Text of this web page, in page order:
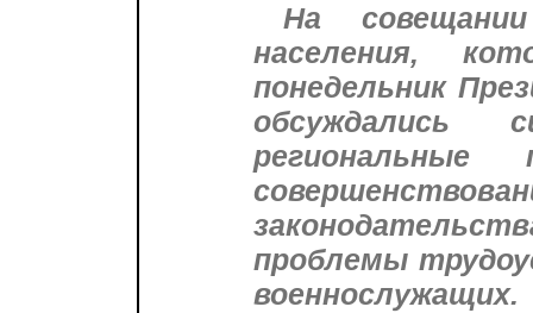
На
населения,
понедельник
обсуждались
проблемы
военнослужащих.